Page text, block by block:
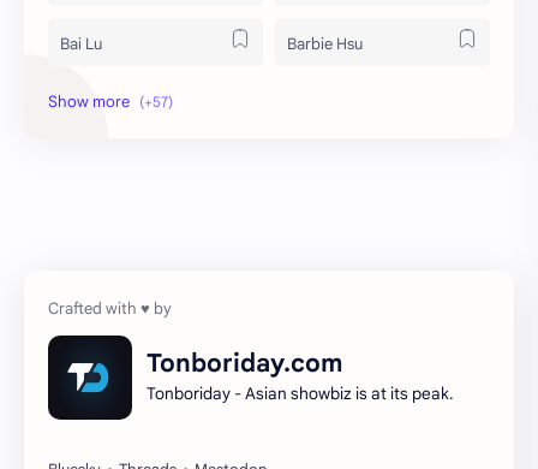
Bai Lu Barbie Hsu
Becky Armstrong
Gulf Kanawut
Huang Yang Tian Tian
Tonboriday.com
Tonboriday - Asian showbiz is at its peak.